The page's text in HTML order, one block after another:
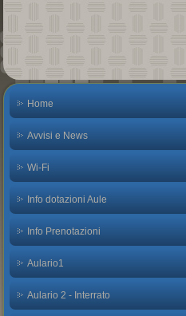
Home
Avvisi e News
Wi-Fi
Info dotazioni Aule
Info Prenotazioni
Aulario1
Aulario 2 - Interrato